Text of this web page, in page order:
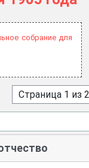
собрание для
Страница 1 из 2